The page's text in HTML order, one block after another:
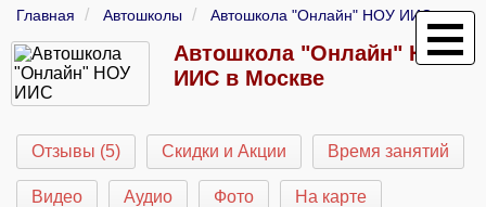
Главная Автошколы Автошкола "Онлайн" НОУ ИИС
Автошкола "Онлайн" НОУ
ИИС в Москве
Отзывы (5) Скидки и Акции Время занятий
Видео Аудио Фото На карте